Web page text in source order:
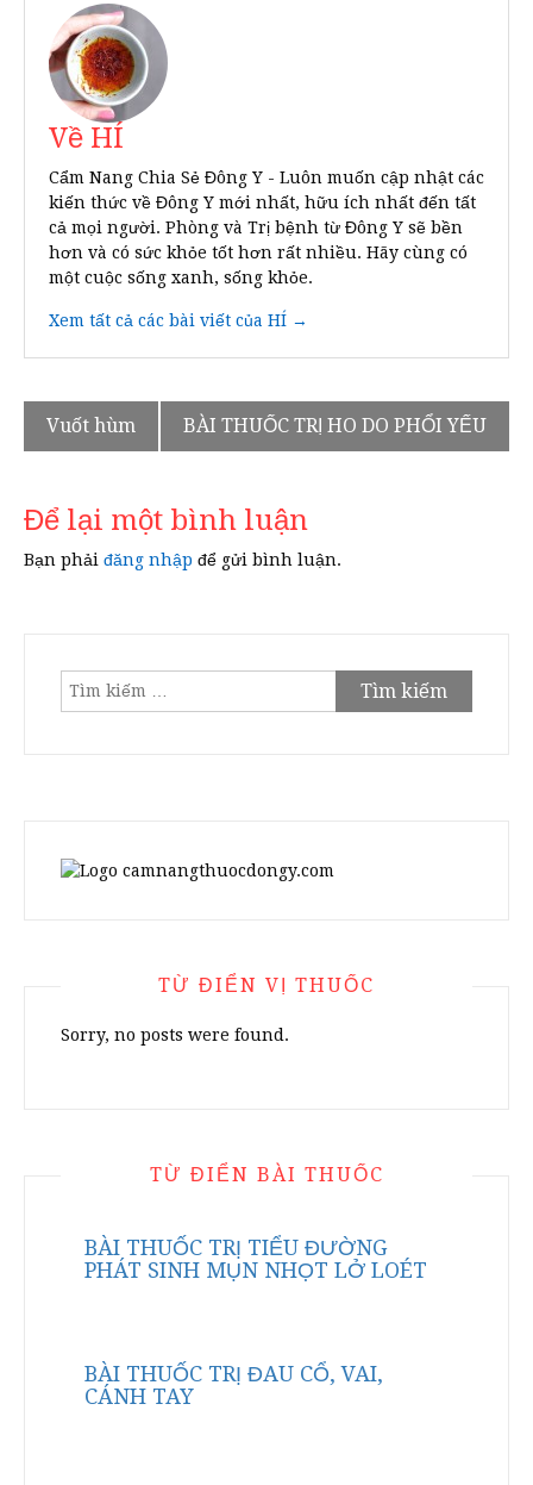
Về HÍ
Cẩm Nang Chia Sẻ Đông Y - Luôn muốn cập nhật các
kiến thức về Đông Y mới nhất, hữu ích nhất đến tất
cả mọi người. Phòng và Trị bệnh từ Đông Y sẽ bền
hơn và có sức khỏe tốt hơn rất nhiều. Hãy cùng có
một cuộc sống xanh, sống khỏe.
Xem tất cả các bài viết của HÍ →
Điều
hướng
bài
viết
Vuốt hùm BÀI THUỐC TRỊ HO DO PHỔI YẾU
Để lại một bình luận
Bạn phải đăng nhập để gửi bình luận.
Tìm
kiếm
TỪ ĐIỂN VỊ THUỐC
Sorry, no posts were found.
TỪ ĐIỂN BÀI THUỐC
BÀI THUỐC TRỊ TIỂU ĐƯỜNG
PHÁT SINH MỤN NHỌT LỞ LOÉT
BÀI THUỐC TRỊ ĐAU CỔ, VAI,
CÁNH TAY